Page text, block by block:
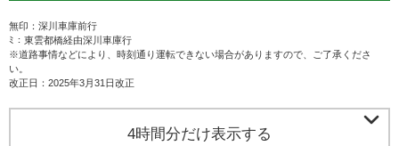
無印：深川車庫前行
ﾐ：東雲都橋経由深川車庫行
※道路事情などにより、時刻通り運転できない場合がありますので、ご了承くださ
い。
改正日：2025年3月31日改正
4時間分だけ表示する 